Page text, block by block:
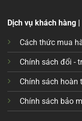
Dịch vụ khách hàng |
Cách thức mua
Chính sách đổi -
Chính sách hoàn
Chính sách bảo